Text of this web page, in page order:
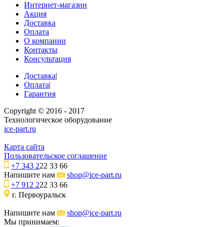
Интернет-магазин
Акция
Доставка
Оплата
О компании
Контакты
Консультация
Доставка|
Оплата|
Гарантия
Copyright © 2016 - 2017
Технологическое оборудование
ice-part.ru
Карта сайта
Пользовательское соглашение
+7 343 222 33 66
Напишите нам
shop@ice-part.ru
+7 912 222 33 66
г. Первоуральск
Напишите нам
shop@ice-part.ru
Мы принимаем: